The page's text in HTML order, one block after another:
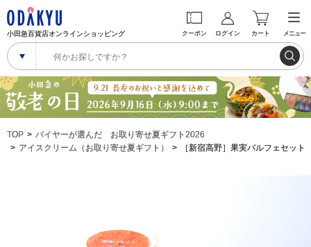
小田急百貨店オンラインショッピング クーポン ログイン カート メニュー
TOP
バイヤーが選んだ お取り寄せ夏ギフト2026
アイスクリーム（お取り寄せ夏ギフト）
［新宿高野］果実パルフェセット